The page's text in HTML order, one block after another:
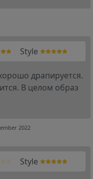
Style
драпируется.
В целом образ
2022
Style